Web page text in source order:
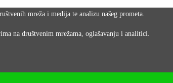
mreža i medija te analizu našeg prometa.
na društvenim mrežama, oglašavanju i analitici.